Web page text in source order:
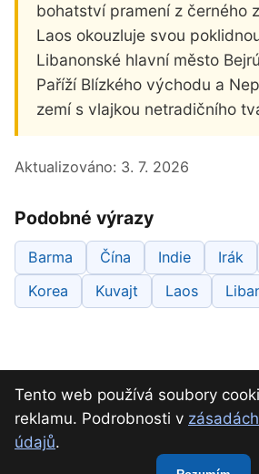
bohatství pramení z černého
Laos okouzluje svou
Libanonské hlavní město
Paříží Blízkého východu a
zemí s vlajkou netradičního
Aktualizováno: 3. 7. 2026
Podobné výrazy
Barma Čína Indie Irák
Korea
Kuvajt Laos
O násKontakt
Tento web používá soubory
reklamu. Podrobnosti v
údajů.